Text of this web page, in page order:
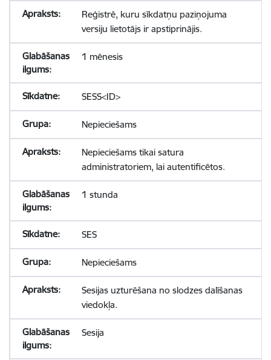
Reģistrē, kuru sīkdatņu paziņojuma
versiju lietotājs ir apstiprinājis.
1 mēnesis
SESS<ID>
Nepieciešams
Nepieciešams tikai satura
administratoriem, lai autentificētos.
1 stunda
SES
Nepieciešams
Sesijas uzturēšana no slodzes dalīšanas
viedokļa.
Sesija